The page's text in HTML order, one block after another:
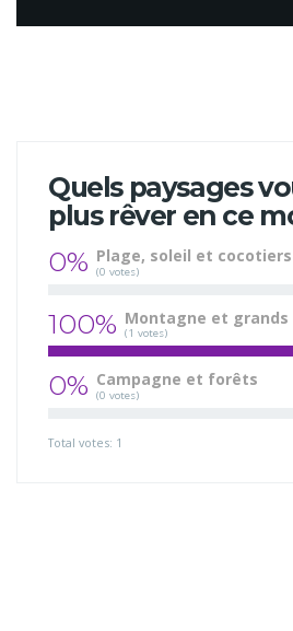
Quels paysages
plus rêver en ce
0% Plage, soleil et cocotiers
(0 votes)
100% Montagne et grands
(1 votes)
0% Campagne et forêts
(0 votes)
Total votes: 1